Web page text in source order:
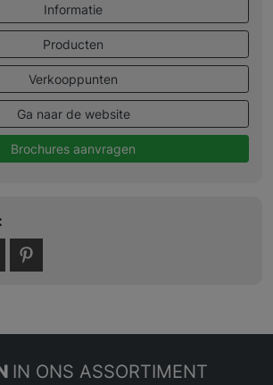
Informatie
Producten
Verkooppunten
Ga naar de website
Brochures aanvragen
IN ONS ASSORTIMENT